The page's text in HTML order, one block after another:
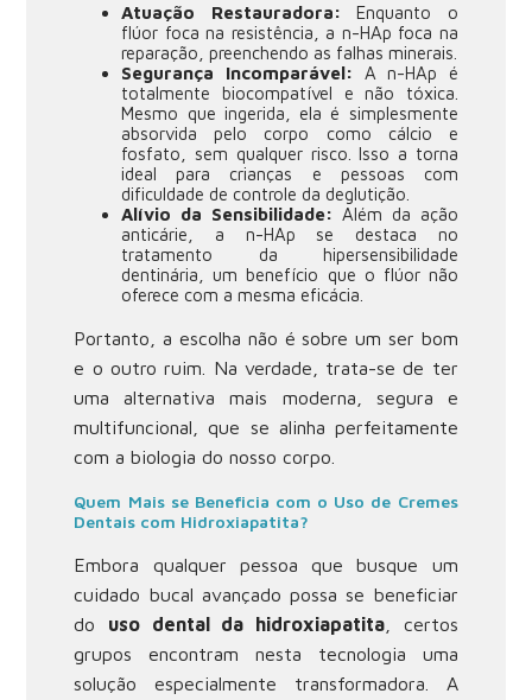
Atuação Restauradora: Enquanto o
flúor foca na resistência, a n-HAp foca na
reparação, preenchendo as falhas minerais.
Segurança Incomparável: A n-HAp é
totalmente biocompatível e não tóxica.
Mesmo que ingerida, ela é simplesmente
absorvida pelo corpo como cálcio e
fosfato, sem qualquer risco. Isso a torna
ideal para crianças e pessoas com
dificuldade de controle da deglutição.
Alívio da Sensibilidade: Além da ação
anticárie, a n-HAp se destaca no
tratamento da hipersensibilidade
dentinária, um benefício que o flúor não
oferece com a mesma eficácia.
Portanto, a escolha não é sobre um ser bom
e o outro ruim. Na verdade, trata-se de ter
uma alternativa mais moderna, segura e
multifuncional, que se alinha perfeitamente
com a biologia do nosso corpo.
Quem Mais se Beneficia com o Uso de Cremes
Dentais com Hidroxiapatita?
Embora qualquer pessoa que busque um
cuidado bucal avançado possa se beneficiar
do uso dental da hidroxiapatita, certos
grupos encontram nesta tecnologia uma
solução especialmente transformadora. A